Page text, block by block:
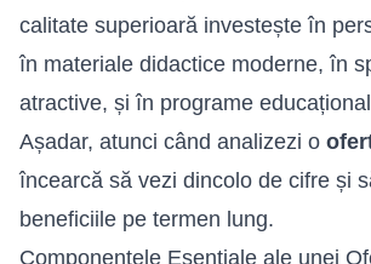
calitate superioară investește în
în materiale didactice moderne, în
atractive, și în programe
Așadar, atunci când analizezi o
încearcă să vezi dincolo de cifre și
beneficiile pe termen lung.
Componentele Esențiale ale unei